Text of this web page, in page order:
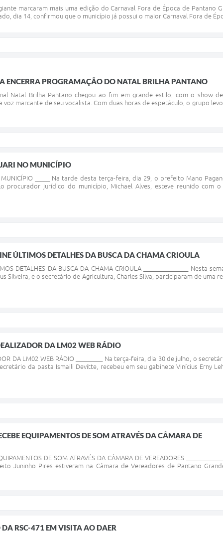
marcaram mais uma edição do Carnaval Fora de Época de Pantano
dia 14, confirmou que o município já possui o maior Carnaval Fora de
ENCERRA PROGRAMAÇÃO DO NATAL BRILHA PANTANO
Natal Brilha Pantano chegou ao fim em grande estilo, com o show
voz marcante de seu vocalista. Com duas horas de espetáculo, o grupo
NO MUNICÍPIO
MUNICÍPIO _____ Na tarde desta terça-feira, dia 29, o prefeito Mano
procurador jurídico do município, Michael Alves, esteve reunido com
ÚLTIMOS DETALHES DA BUSCA DA CHAMA CRIOULA
DETALHES DA BUSCA DA CHAMA CRIOULA _______________ Nesta
Silveira, e o secretário de Agricultura, Charles Silva, participaram de uma
DA LM02 WEB RÁDIO
DA LM02 WEB RÁDIO _________ Na terça-feira, dia 30 de julho, o
da pasta Ismaili Devitte, recebeu em seu gabinete Vinícius Erny
EQUIPAMENTOS DE SOM ATRAVÉS DA CÂMARA DE
DE SOM ATRAVÉS DA CÂMARA DE VEREADORES
Juninho Pires estiveram na Câmara de Vereadores de Pantano
RSC-471 EM VISITA AO DAER